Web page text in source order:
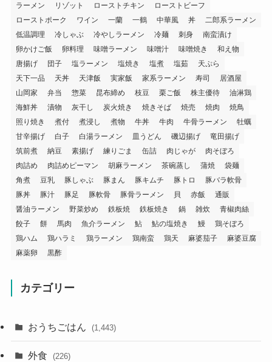
ラーメン
リゾット ローストチキン
ローストビーフ
ローストポーク
ワイン 一蘭 一鶴 中華風 丼
二郎系ラーメン
低温調理
冷しゃぶ 冷やしラーメン 冷麺 刺身
南蛮漬け
卵かけご飯
卵料理 味噌ラーメン 味噌汁 味噌焼き
和え物
唐揚げ
団子 塩ラーメン 塩焼き 塩煮 塩茹
天ぷら
天下一品
天丼 天津飯 実家飯 家系ラーメン 寿司
居酒屋
山岡家
弁当 惣菜 昆布締め 枝豆 栗ご飯 株主優待
油淋鶏
海鮮丼
漬物 灰干し 炭火焼き 焼きそば 焼売 焼肉
焼鳥
照り焼き
煮付 煮浸し 煮物 牛丼 牛肉 牛骨ラーメン
牡蠣
甘辛揚げ
白子 白湯ラーメン 皿うどん 磯辺揚げ
竜田揚げ
筑前煮
納豆 素揚げ 練りごま 缶詰 肉じゃが
肉そぼろ
肉詰め
肉詰めピーマン 胡麻ラーメン 茶碗蒸し 蒲焼
袋麺
角煮
豆乳 豚しゃぶ 豚まん 豚キムチ 豚トロ
豚バラ軟骨
豚丼
豚汁 豚足 豚軟骨 豚骨ラーメン 貝 赤飯
通販
醤油ラーメン
野菜炒め 鉄板焼 鉄板焼き 鍋 雑炊
青椒肉絲
餃子
餅 馬肉 魚介ラーメン 鮎 鮎の塩焼き 鰻
鶏そぼろ
鶏ハム
鶏ハラミ 鶏ラーメン 鶏南蛮 鶏天 麻婆茄子
麻婆豆腐
麻薬卵
黒酢
カテゴリー
おうちごはん (1,443)
外食 (226)